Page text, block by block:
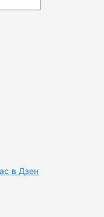
в Дзен